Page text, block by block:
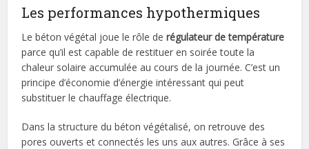
Les performances hypothermiques
Le béton végétal joue le rôle derégulateur de température
parce qu’il est capable de restituer en soirée toute la
chaleur solaire accumulée au cours de la journée. C’est un
principe d’économie d’énergie intéressant qui peut
substituer le chauffage électrique.
Dans la structure du béton végétalisé, on retrouve des
pores ouverts et connectés les uns aux autres. Grâce à ses